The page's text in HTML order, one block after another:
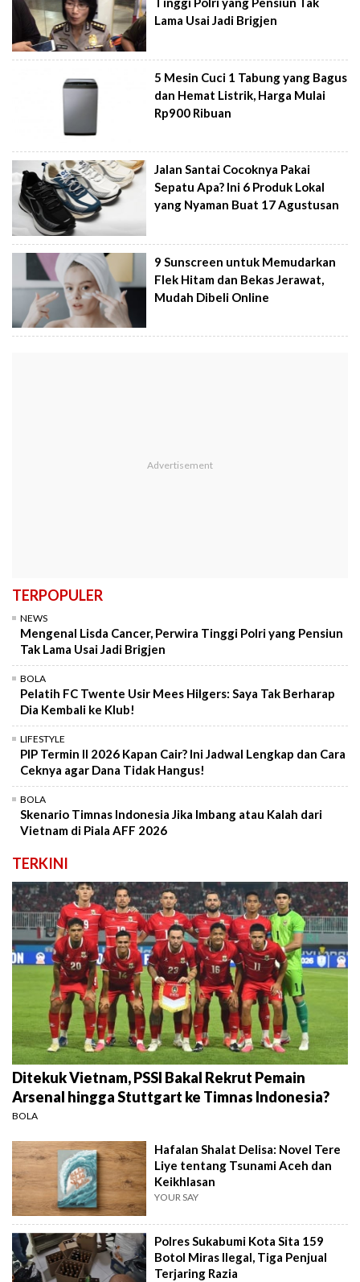
Lama Usai Jadi Brigjen
5 Mesin Cuci 1 Tabung yang Bagus
dan Hemat Listrik, Harga Mulai
Rp900 Ribuan
Jalan Santai Cocoknya Pakai
Sepatu Apa? Ini 6 Produk Lokal
yang Nyaman Buat 17 Agustusan
9 Sunscreen untuk Memudarkan
Flek Hitam dan Bekas Jerawat,
Mudah Dibeli Online
TERPOPULER
NEWS
Mengenal Lisda Cancer, Perwira Tinggi Polri yang Pensiun
Tak Lama Usai Jadi Brigjen
BOLA
Pelatih FC Twente Usir Mees Hilgers: Saya Tak Berharap
Dia Kembali ke Klub!
LIFESTYLE
PIP Termin II 2026 Kapan Cair? Ini Jadwal Lengkap dan Cara
Ceknya agar Dana Tidak Hangus!
BOLA
Skenario Timnas Indonesia Jika Imbang atau Kalah dari
Vietnam di Piala AFF 2026
TERKINI
Ditekuk Vietnam, PSSI Bakal Rekrut Pemain
Arsenal hingga Stuttgart ke Timnas Indonesia?
BOLA
Hafalan Shalat Delisa: Novel Tere
Liye tentang Tsunami Aceh dan
Keikhlasan
YOUR SAY
Polres Sukabumi Kota Sita 159
Botol Miras Ilegal, Tiga Penjual
Terjaring Razia